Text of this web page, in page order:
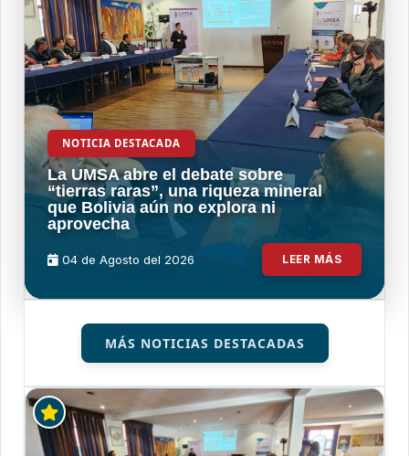
NOTICIA DESTACADA
La UMSA abre el debate sobre
“tierras raras”, una riqueza mineral
que Bolivia aún no explora ni
aprovecha
04 de Agosto del 2026 LEER MÁS
MÁS NOTICIAS DESTACADAS